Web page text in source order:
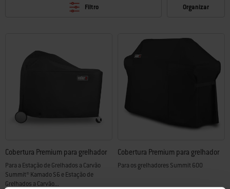
Filtro Organizar
Cobertura Premium para grelhador
Para a Estação de Grelhados a Carvão
Summit® Kamado S6 e Estação de
Grelhados a Carvão...
Cobertura Premium para grelhador
Para os grelhadores Summit 600